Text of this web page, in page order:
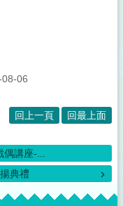
06
回上一頁 回最上面
講座-...
典禮